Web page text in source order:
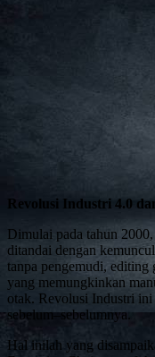
Revolusi Industri 4.0
Dimulai pada tahun
ditandai dengan
tanpa pengemudi, editing
yang memungkinkan
otak. Revolusi Industri ini
sebelum–sebelumnya.
Hal inilah yang